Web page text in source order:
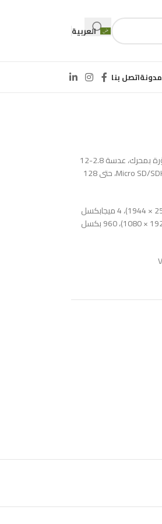
العربية
مدونةاتصل بنا
1/2.7 بوصة CMOS تقدمي، 5 ميجابكسل، IP اقتصادي، كاميرا رصاصة متغيرة البؤرة بمحرك، عدسة 2.8-12
مم، حتى 40 مترًا، POE، ICR، DWDR، 3D DNR، BLC، ONVIF، IP66، فتحة Micro SD/SDHC/SDXC، حتى 128
الدقة: التيار الرئيسي (افتراضي 15 إطارًا في الثانية/5 ميجابكسل)/5 ميجابكسل (2592 × 1944)، 4 ميجابكسل
(2592 × 1520) 3 ميجابكسل (2048 × 1520)، (2304 × 1296)،/ 1080 بكسل (1920 × 1080)، 960 بكسل